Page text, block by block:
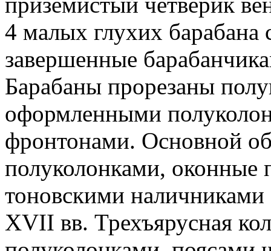
4 малых глухих
завершенные
Барабаны прорезаны
оформленными
фронтонами. Основной
полуколонками,
тоновскими
XVII вв. Трехъярусная